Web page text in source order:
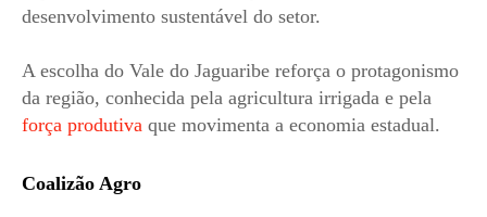
desenvolvimento sustentável do setor.
A escolha do Vale do Jaguaribe reforça o protagonismo
da região, conhecida pela agricultura irrigada e pela
força produtiva que movimenta a economia estadual.
Coalizão Agro